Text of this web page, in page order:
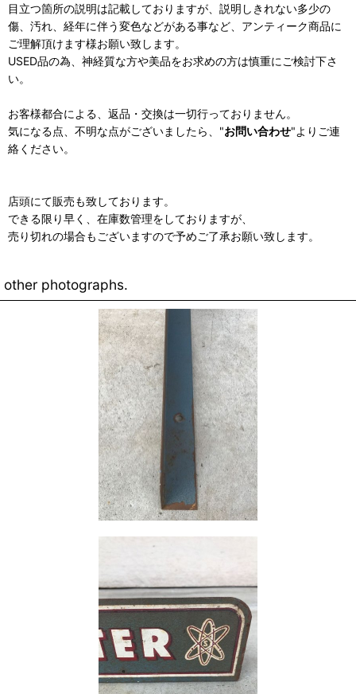
目立つ箇所の説明は記載しておりますが、説明しきれない多少の
傷、汚れ、経年に伴う変色などがある事など、アンティーク商品に
ご理解頂けます様お願い致します。
USED品の為、神経質な方や美品をお求めの方は慎重にご検討下さ
い。
お客様都合による、返品・交換は一切行っておりません。
気になる点、不明な点がございましたら、"お問い合わせ"よりご連
絡ください。
店頭にて販売も致しております。
できる限り早く、在庫数管理をしておりますが、
売り切れの場合もございますので予めご了承お願い致します。
other photographs.